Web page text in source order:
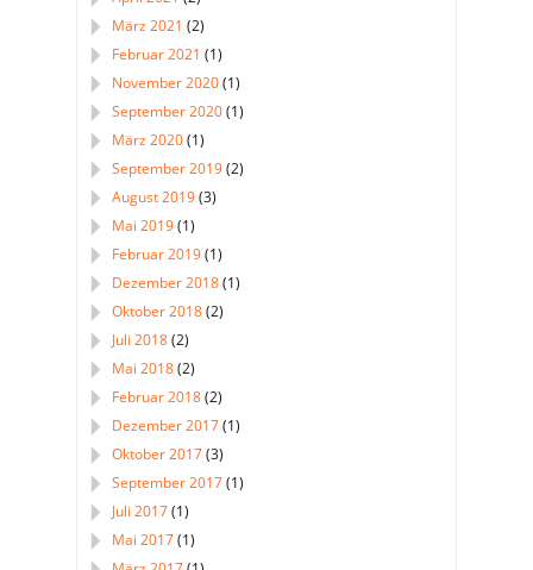
März 2021 (2)
Februar 2021 (1)
November 2020(1)
September 2020(1)
März 2020(1)
September 2019(2)
August 2019(3)
Mai 2019(1)
Februar 2019(1)
Dezember 2018(1)
Oktober 2018(2)
Juli 2018(2)
Mai 2018(2)
Februar 2018(2)
Dezember 2017(1)
Oktober 2017(3)
September 2017(1)
Juli 2017(1)
Mai 2017(1)